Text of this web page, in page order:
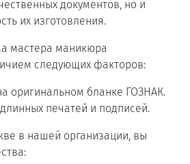
документов, но и
их изготовления.
мастера маникюра
следующих факторов:
оригинальном бланке ГОЗНАК.
печатей и подписей.
в нашей организации, вы